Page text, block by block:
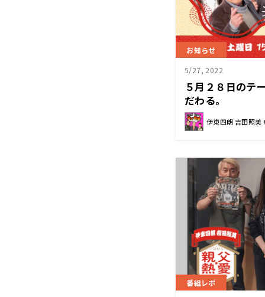
お知らせ
5/27, 2022
５月２８日のテ
だわる。
伊東四朗 吉田照美
番組レポ